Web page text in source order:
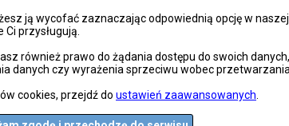
ją wycofać zaznaczając odpowiednią opcję w
przysługują.
również prawo do żądania dostępu do swoich
danych czy wyrażenia sprzeciwu wobec przetwarzania
cookies, przejdź do ustawień zaawansowanych